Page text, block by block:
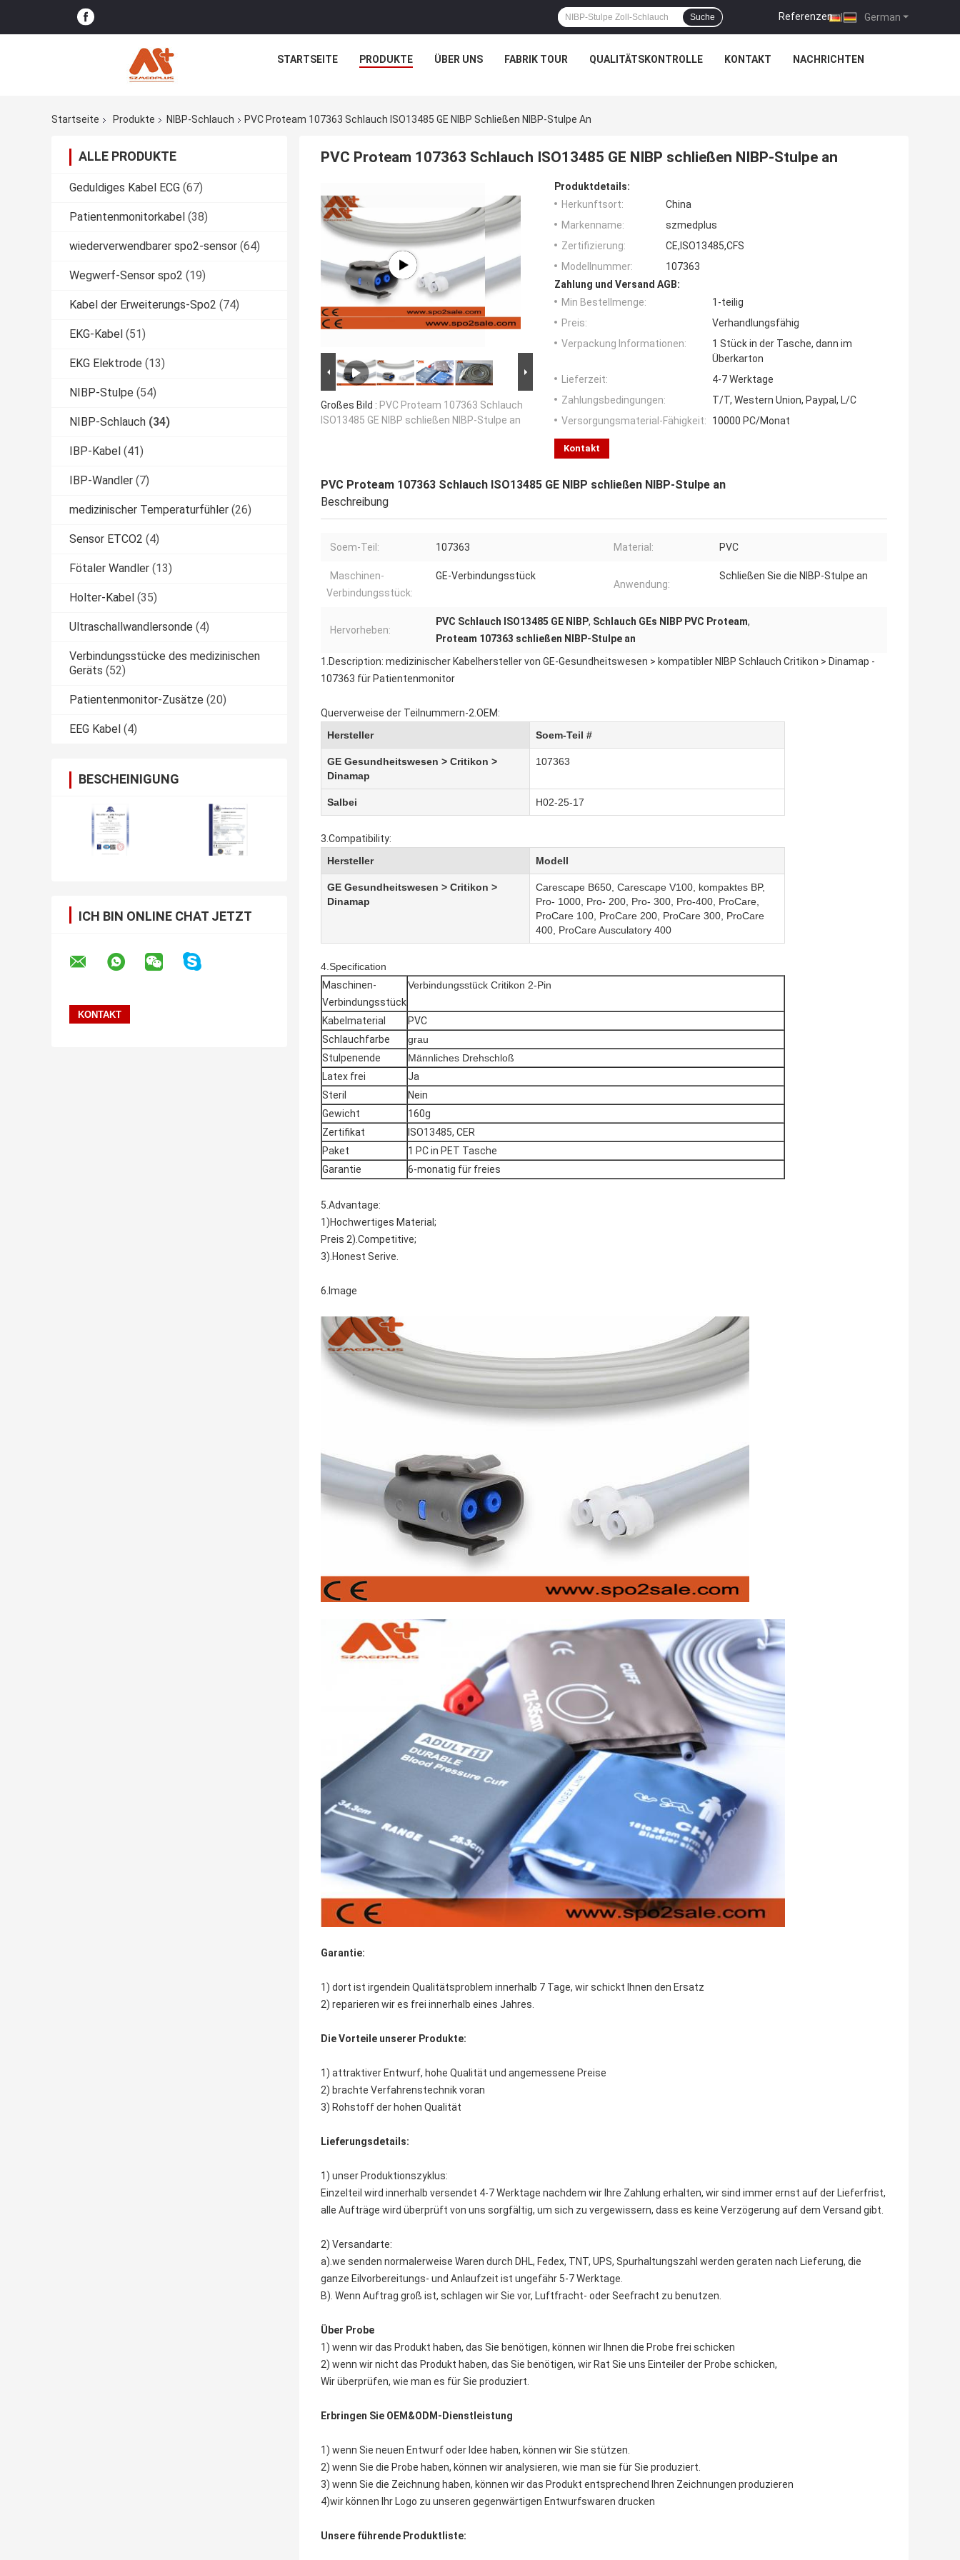
German
Referenzen |
Suche
STARTSEITE PRODUKTE ÜBER UNS FABRIK TOUR QUALITÄTSKONTROLLE KONTAKT NACHRICHTEN
Startseite Produkte NIBP-Schlauch PVC Proteam 107363 Schlauch ISO13485 GE NIBP Schließen NIBP-Stulpe An
ALLE PRODUKTE
Geduldiges Kabel ECG (67)
Patientenmonitorkabel (38)
wiederverwendbarer spo2-sensor (64)
Wegwerf-Sensor spo2 (19)
Kabel der Erweiterungs-Spo2 (74)
EKG-Kabel (51)
EKG Elektrode (13)
NIBP-Stulpe (54)
NIBP-Schlauch (34)
IBP-Kabel (41)
IBP-Wandler (7)
medizinischer Temperaturfühler (26)
Sensor ETCO2 (4)
Fötaler Wandler (13)
Holter-Kabel (35)
Ultraschallwandlersonde (4)
Verbindungsstücke des medizinischen
Geräts (52)
Patientenmonitor-Zusätze (20)
EEG Kabel (4)
BESCHEINIGUNG
ICH BIN ONLINE CHAT JETZT
PVC Proteam 107363 Schlauch ISO13485 GE NIBP schließen NIBP-Stulpe an
Großes Bild : PVC Proteam 107363 Schlauch
ISO13485 GE NIBP schließen NIBP-Stulpe an
Produktdetails:
Herkunftsort:
China
Markenname:
szmedplus
Zertifizierung:
CE,ISO13485,CFS
Modellnummer:
107363
Zahlung und Versand AGB:
Min Bestellmenge:
1-teilig
Preis:
Verhandlungsfähig
Verpackung Informationen:
1 Stück in der Tasche, dann im
Überkarton
Lieferzeit:
4-7 Werktage
Zahlungsbedingungen:
T/T, Western Union, Paypal, L/C
Versorgungsmaterial-Fähigkeit:
10000 PC/Monat
Kontakt
PVC Proteam 107363 Schlauch ISO13485 GE NIBP schließen NIBP-Stulpe an
Beschreibung
Soem-Teil: 107363 Material: PVC
Maschinen-
Verbindungsstück:
GE-Verbindungsstück
Anwendung:
Schließen Sie die NIBP-Stulpe an
Hervorheben:
PVC Schlauch ISO13485 GE NIBP, Schlauch GEs NIBP PVC Proteam,
Proteam 107363 schließen NIBP-Stulpe an
1.Description: medizinischer Kabelhersteller von GE-Gesundheitswesen > kompatibler NIBP Schlauch Critikon > Dinamap -
107363 für Patientenmonitor
Querverweise der Teilnummern-2.OEM:
Hersteller
Soem-Teil #
GE Gesundheitswesen > Critikon >
Dinamap
107363
Salbei H02-25-17
3.Compatibility:
Hersteller
Modell
GE Gesundheitswesen > Critikon >
Dinamap
Carescape B650, Carescape V100, kompaktes BP,
Pro- 1000, Pro- 200, Pro- 300, Pro-400, ProCare,
ProCare 100, ProCare 200, ProCare 300, ProCare
400, ProCare Ausculatory 400
4.Specification
Maschinen-
Verbindungsstück
Verbindungsstück Critikon 2-Pin
Kabelmaterial
PVC
Schlauchfarbe
grau
Stulpenende
Männliches Drehschloß
Latex frei
Ja
Steril
Nein
Gewicht
160g
Zertifikat
ISO13485, CER
Paket
1 PC in PET Tasche
Garantie
6-monatig für freies
5.Advantage:
1)Hochwertiges Material;
Preis 2).Competitive;
3).Honest Serive.
6.Image
Garantie:
1) dort ist irgendein Qualitätsproblem innerhalb 7 Tage, wir schickt Ihnen den Ersatz
2) reparieren wir es frei innerhalb eines Jahres.
Die Vorteile unserer Produkte:
1) attraktiver Entwurf, hohe Qualität und angemessene Preise
2) brachte Verfahrenstechnik voran
3) Rohstoff der hohen Qualität
Lieferungsdetails:
1) unser Produktionszyklus:
Einzelteil wird innerhalb versendet 4-7 Werktage nachdem wir Ihre Zahlung erhalten, wir sind immer ernst auf der Lieferfrist,
alle Aufträge wird überprüft von uns sorgfältig, um sich zu vergewissern, dass es keine Verzögerung auf dem Versand gibt.
2) Versandarte:
a).we senden normalerweise Waren durch DHL, Fedex, TNT, UPS, Spurhaltungszahl werden geraten nach Lieferung, die
ganze Eilvorbereitungs- und Anlaufzeit ist ungefähr 5-7 Werktage.
B). Wenn Auftrag groß ist, schlagen wir Sie vor, Luftfracht- oder Seefracht zu benutzen.
Über Probe
1) wenn wir das Produkt haben, das Sie benötigen, können wir Ihnen die Probe frei schicken
2) wenn wir nicht das Produkt haben, das Sie benötigen, wir Rat Sie uns Einteiler der Probe schicken,
Wir überprüfen, wie man es für Sie produziert.
Erbringen Sie OEM&ODM-Dienstleistung
1) wenn Sie neuen Entwurf oder Idee haben, können wir Sie stützen.
2) wenn Sie die Probe haben, können wir analysieren, wie man sie für Sie produziert.
3) wenn Sie die Zeichnung haben, können wir das Produkt entsprechend Ihren Zeichnungen produzieren
4)wir können Ihr Logo zu unseren gegenwärtigen Entwurfswaren drucken
Unsere führende Produktliste: